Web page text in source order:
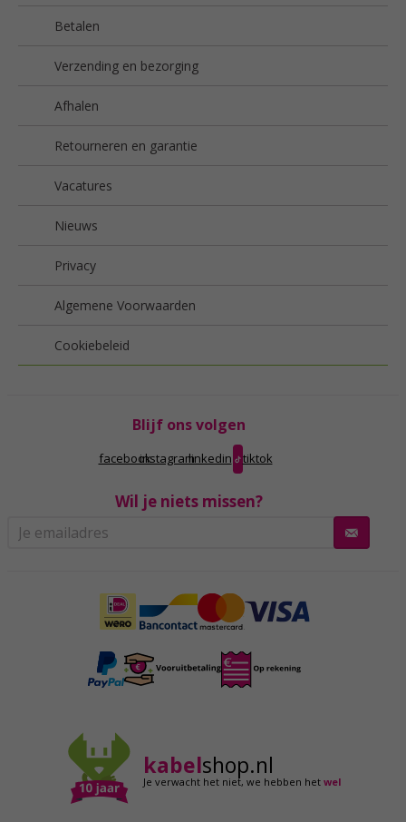
Betalen
Verzending en bezorging
Afhalen
Retourneren en garantie
Vacatures
Nieuws
Privacy
Algemene Voorwaarden
Cookiebeleid
Blijf ons volgen
facebookinstagramlinkedin tiktok
Wil je niets missen?
kabelshop.nl
Je verwacht het niet,we hebben hetwel